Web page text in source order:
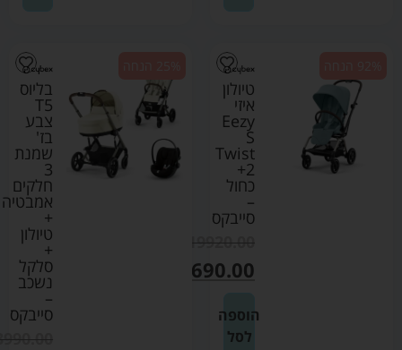
טיולון
איזי
Eezy
S
Twist
+2
כחול
–
סייבקס
19920.00
1690.00
הוספה
לסל
בליוס
T5
צבע
בז'
שמנת
3
חלקים
אמבטיה
+
טיולון
+
סלקל
נשכב
–
סייבקס